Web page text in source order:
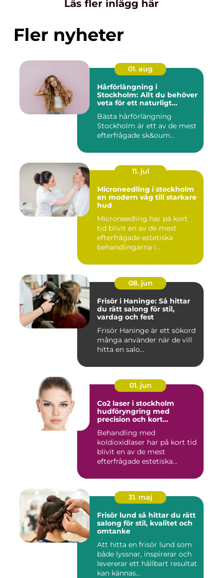
Läs fler inlägg här
Fler nyheter
01. aug
Hårförlängning i
Stockholm: Allt du behöver
veta för ett naturligt
Bästa hårförlängning
Stockholm är ett av de mest
efterfrågade sk&oum...
11. jul
Microneedling i stockholm
en modern väg till starkare
hud
Microneedling har på kort
tid blivit en av de mest
efterfrågade estetiska
behandlingarna i
08. jun
Frisör i Haninge: Så hittar
du rätt salong för stil,
vardag och fest
Frisör Haninge är ett sökord
många använder när de vill
hitta en salo...
01. jun
Co2 laser i stockholm
hudföryngring med
precision och kort
Behandling med
koldioxidlaser har på kort tid
blivit en av de mest
efterfrågade estetiska
31. maj
Frisör lund så hittar du rätt
salong för stil, kvalitet och
omtanke
Att hitta en frisör lund som
både lyssnar, inspirerar och
levererar ett hållbart resultat
kan kännas...